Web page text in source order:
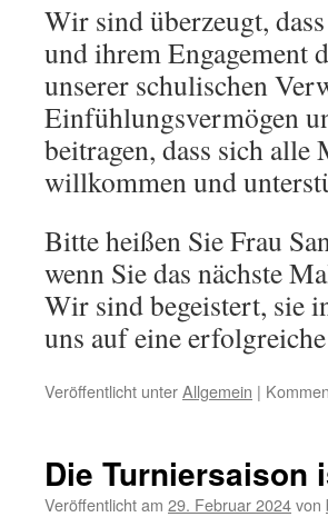
Wir sind überzeugt,
und ihrem Engagement
unserer schulischen
Einfühlungsvermögen
beitragen, dass sich
willkommen und
Bitte heißen Sie Frau
wenn Sie das nächste
Wir sind begeistert, sie
uns auf eine
Veröffentlicht unterAllgemein |
Die Turniersaison
Veröffentlicht am 29. Februar 2024von